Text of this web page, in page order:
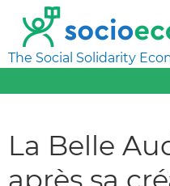
The Social Solidarity
La Belle
après sa